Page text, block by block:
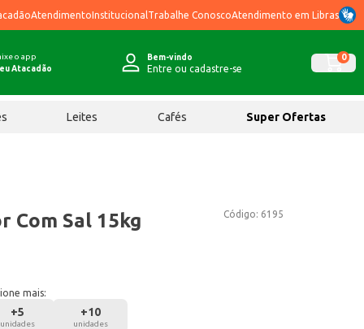
AtendimentoInstitucional Trabalhe ConoscoAtendimento em Libras
o app
Atacadão
Bem-vindo
Entre ou cadastre-se
0
Leites Cafés Super Ofertas
Código: 6195
Com Sal 15kg
mais:
+5
unidades
+10
unidades